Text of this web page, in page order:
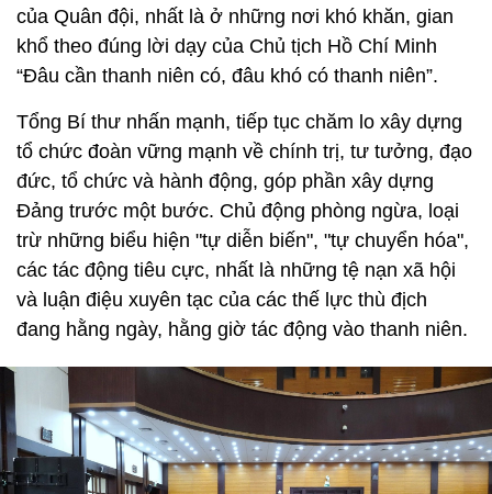
của Quân đội, nhất là ở những nơi khó khăn, gian
khổ theo đúng lời dạy của Chủ tịch Hồ Chí Minh
“Đâu cần thanh niên có, đâu khó có thanh niên”.
Tổng Bí thư nhấn mạnh, tiếp tục chăm lo xây dựng
tổ chức đoàn vững mạnh về chính trị, tư tưởng, đạo
đức, tổ chức và hành động, góp phần xây dựng
Đảng trước một bước. Chủ động phòng ngừa, loại
trừ những biểu hiện "tự diễn biến", "tự chuyển hóa",
các tác động tiêu cực, nhất là những tệ nạn xã hội
và luận điệu xuyên tạc của các thế lực thù địch
đang hằng ngày, hằng giờ tác động vào thanh niên.